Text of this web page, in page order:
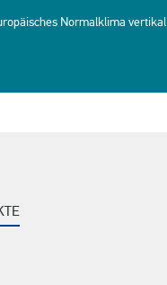
Normalklima vertikal